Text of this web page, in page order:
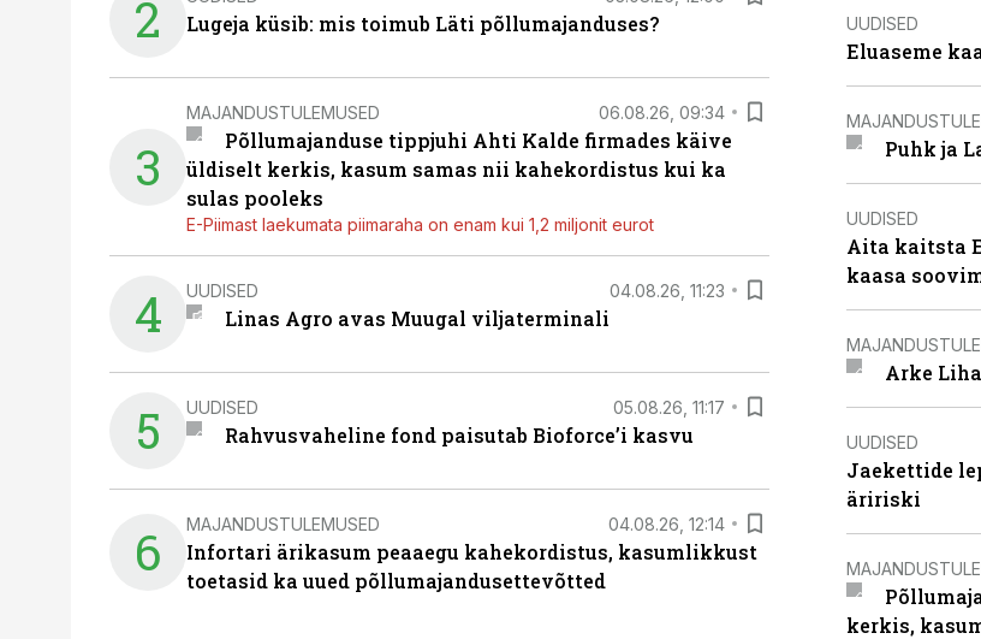
2 Lugeja küsib: mis toimub Läti põllumajanduses?
3
MAJANDUSTULEMUSED 06.08.26, 09:34
Põllumajanduse tippjuhi Ahti Kalde firmades käive
üldiselt kerkis, kasum samas nii kahekordistus kui ka
sulas pooleks
E-Piimast laekumata piimaraha on enam kui 1,2 miljonit eurot
4 UUDISED 04.08.26, 11:23
Linas Agro avas Muugal viljaterminali
5 UUDISED 05.08.26, 11:17
Rahvusvaheline fond paisutab Bioforce’i kasvu
6 MAJANDUSTULEMUSED 04.08.26, 12:14
Infortari ärikasum peaaegu kahekordistus, kasumlikkust
toetasid ka uued põllumajandusettevõtted
UUDISED
Eluaseme
Puhk ja
UUDISED
Aita kaitsta
kaasa
Arke
UUDISED
Jaekettide
äririski
kerkis,